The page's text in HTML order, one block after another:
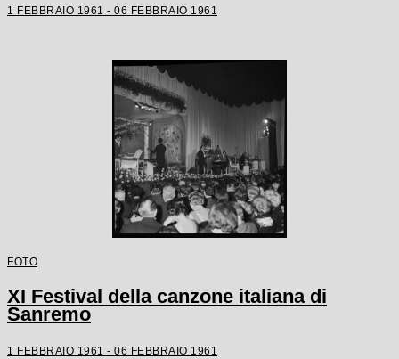
1 FEBBRAIO 1961 - 06 FEBBRAIO 1961
FOTO
XI Festival della canzone italiana di
Sanremo
1 FEBBRAIO 1961 - 06 FEBBRAIO 1961